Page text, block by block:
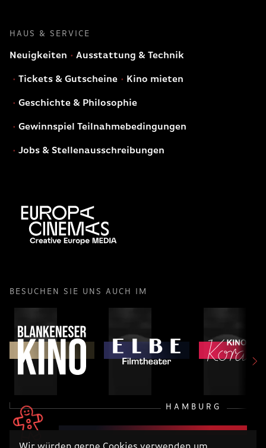
HAUS & SERVICE
Neuigkeiten Ausstattung & Technik
Tickets & Gutscheine Kino mieten
Geschichte & Philosophie
Gewinnspiel Teilnahmebedingungen
Jobs & Stellenausschreibungen
BESUCHEN SIE UNS AUCH IM
HAMBURG